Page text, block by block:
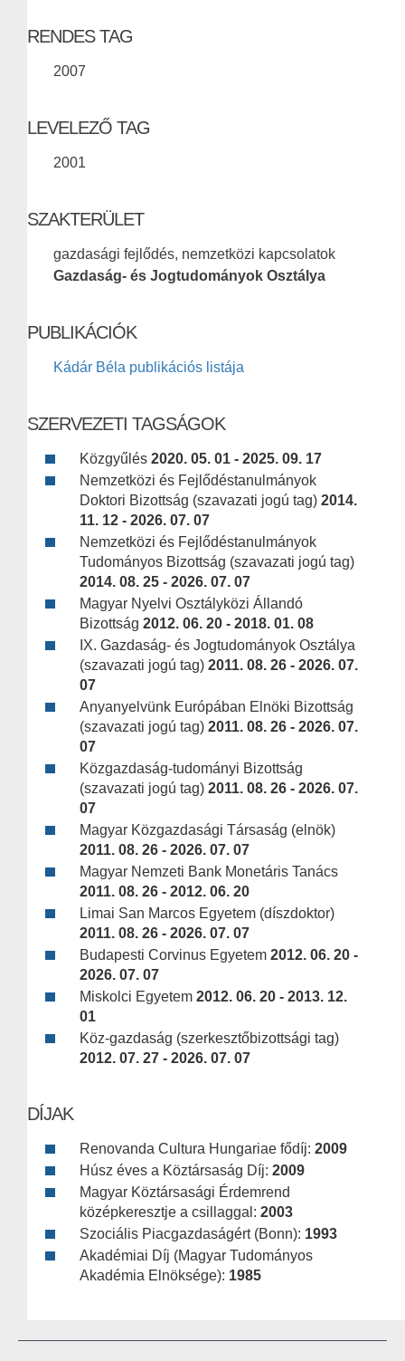
RENDES TAG
2007
LEVELEZŐ TAG
2001
SZAKTERÜLET
gazdasági fejlődés, nemzetközi kapcsolatok
Gazdaság- és Jogtudományok Osztálya
PUBLIKÁCIÓK
Kádár Béla publikációs listája
SZERVEZETI TAGSÁGOK
Közgyűlés 2020. 05. 01 - 2025. 09. 17
Nemzetközi és Fejlődéstanulmányok
Doktori Bizottság (szavazati jogú tag) 2014.
11. 12 - 2026. 07. 07
Nemzetközi és Fejlődéstanulmányok
Tudományos Bizottság (szavazati jogú tag)
2014. 08. 25 - 2026. 07. 07
Magyar Nyelvi Osztályközi Állandó
Bizottság 2012. 06. 20 - 2018. 01. 08
IX. Gazdaság- és Jogtudományok Osztálya
(szavazati jogú tag) 2011. 08. 26 - 2026. 07.
07
Anyanyelvünk Európában Elnöki Bizottság
(szavazati jogú tag) 2011. 08. 26 - 2026. 07.
07
Közgazdaság-tudományi Bizottság
(szavazati jogú tag) 2011. 08. 26 - 2026. 07.
07
Magyar Közgazdasági Társaság (elnök)
2011. 08. 26 - 2026. 07. 07
Magyar Nemzeti Bank Monetáris Tanács
2011. 08. 26 - 2012. 06. 20
Limai San Marcos Egyetem (díszdoktor)
2011. 08. 26 - 2026. 07. 07
Budapesti Corvinus Egyetem 2012. 06. 20 -
2026. 07. 07
Miskolci Egyetem 2012. 06. 20 - 2013. 12.
01
Köz-gazdaság (szerkesztőbizottsági tag)
2012. 07. 27 - 2026. 07. 07
DÍJAK
Renovanda Cultura Hungariae fődíj: 2009
Húsz éves a Köztársaság Díj: 2009
Magyar Köztársasági Érdemrend
középkeresztje a csillaggal: 2003
Szociális Piacgazdaságért (Bonn): 1993
Akadémiai Díj (Magyar Tudományos
Akadémia Elnöksége): 1985